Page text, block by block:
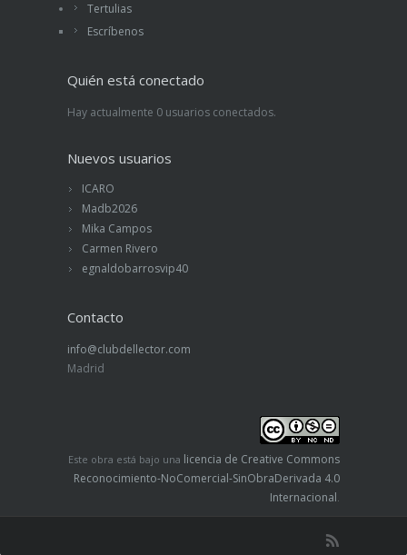
Tertulias
Escríbenos
Quién está conectado
Hay actualmente 0 usuarios conectados.
Nuevos usuarios
ICARO
Madb2026
Mika Campos
Carmen Rivero
egnaldobarrosvip40
Contacto
info@clubdellector.com
Madrid
Este obra está bajo una licencia de Creative Commons
Reconocimiento-NoComercial-SinObraDerivada 4.0
Internacional